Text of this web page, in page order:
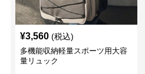
¥3,560 (税込)
多機能収納軽量スポーツ用大容
量リュック